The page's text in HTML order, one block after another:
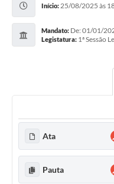
Início: 25/08/2025 às
Mandato: De: 01/01/
Legistatura: 1ª Sessão
Ata
Pauta